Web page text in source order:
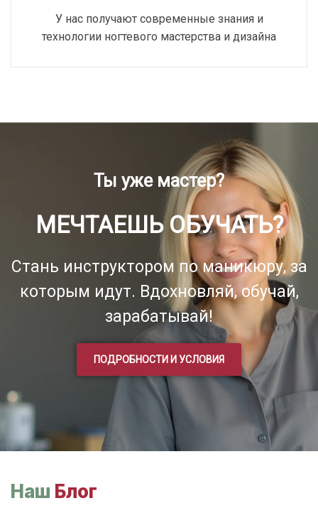
У нас получают современные знания и
технологии ногтевого мастерства и дизайна
Ты уже мастер?
МЕЧТАЕШЬ ОБУЧАТЬ?
Стань инструктором по маникюру, за
которым идут. Вдохновляй, обучай,
зарабатывай!
ПОДРОБНОСТИ И УСЛОВИЯ
Наш Блог